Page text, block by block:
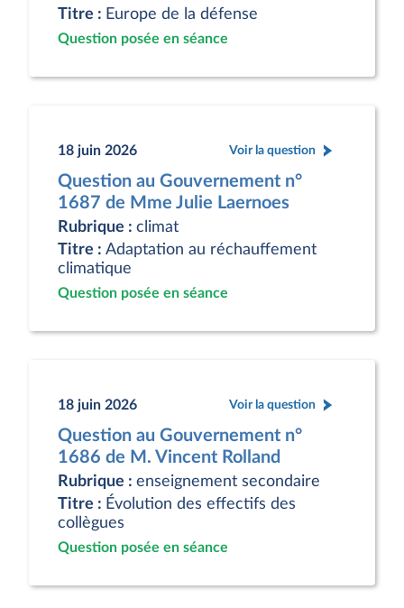
Titre : Europe de la défense
Question posée en séance
18 juin 2026 Voir la question
Question au Gouvernement n°
1687 de Mme Julie Laernoes
Rubrique : climat
Titre : Adaptation au réchauffement
climatique
Question posée en séance
18 juin 2026 Voir la question
Question au Gouvernement n°
1686 de M. Vincent Rolland
Rubrique : enseignement secondaire
Titre : Évolution des effectifs des
collègues
Question posée en séance